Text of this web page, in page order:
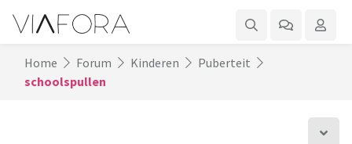
Home Forum Kinderen
Puberteit
schoolspullen